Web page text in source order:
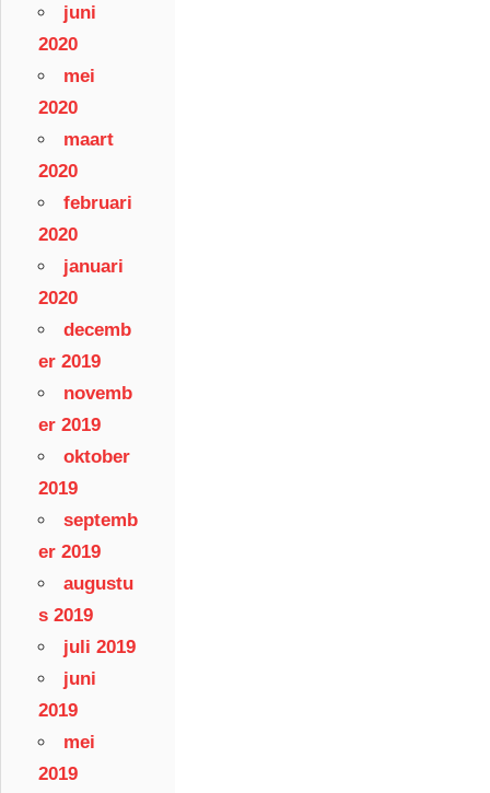
juni
2020
mei
2020
maart
2020
februari
2020
januari
2020
decemb
er 2019
novemb
er 2019
oktober
2019
septemb
er 2019
augustu
s 2019
juli 2019
juni
2019
mei
2019